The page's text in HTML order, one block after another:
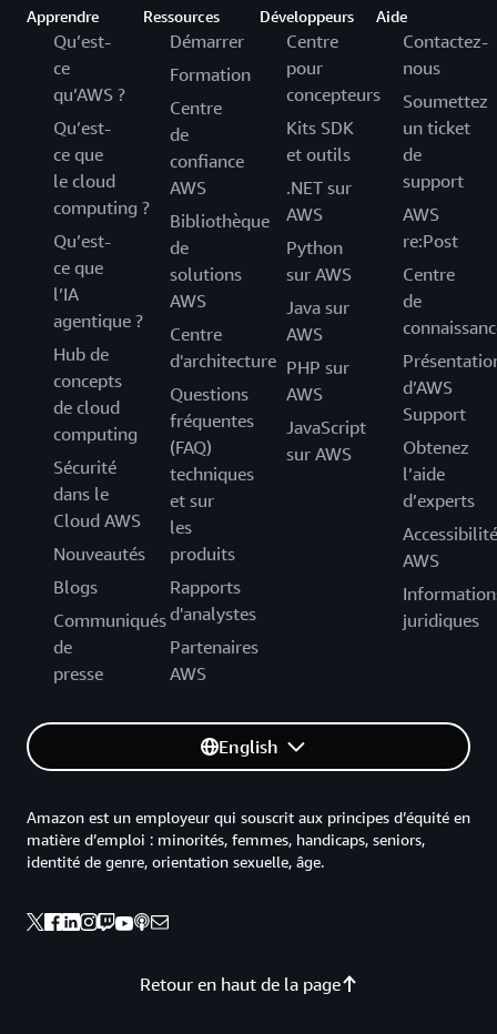
que soient les secteurs, les cas d’utilisation et les charges de
travail.
En savoir plus sur les partenaires disposant de la compétence
AWS Mainframe Modernization
Apprendre
Qu’est-
ce
qu’AWS ?
Qu’est-
ce que
le cloud
computing ?
Qu’est-
ce que
l’IA
agentique ?
Hub de
concepts
de cloud
computing
Sécurité
dans le
Cloud AWS
Nouveautés
Blogs
Communiqués
de
presse
Ressources
Démarrer
Formation
Centre
de
confiance
AWS
Bibliothèque
de
solutions
AWS
Centre
d'architecture
Questions
fréquentes
(FAQ)
techniques
et sur
les
produits
Rapports
d'analystes
Partenaires
AWS
Développeurs
Centre
pour
concepteurs
Kits SDK
et outils
.NET sur
AWS
Python
sur AWS
Java sur
AWS
PHP sur
AWS
JavaScript
sur AWS
Aide
Contactez-
nous
Soumettez
un ticket
de
support
AWS
re:Post
Centre
de
d’AWS
Support
Obtenez
l’aide
d’experts
Accessibilité
AWS
juridiques
English
Retour en haut de la page
Amazon est un employeur qui souscrit aux principes d’équité en
matière d’emploi : minorités, femmes, handicaps, seniors,
identité de genre, orientation sexuelle, âge.